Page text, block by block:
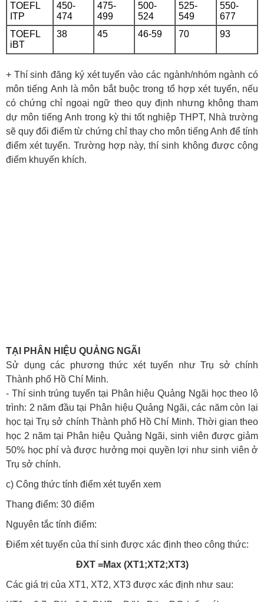
TOEFL
ITP
450-
474
475-
499
500-
524
525-
549
550-
677
TOEFL
iBT
38 45 46-59 70 93
+ Thí sinh đăng ký xét tuyển vào các ngành/nhóm ngành có
môn tiếng Anh là môn bắt buộc trong tổ hợp xét tuyển, nếu
có chứng chỉ ngoại ngữ theo quy định nhưng không tham
dự môn tiếng Anh trong kỳ thi tốt nghiệp THPT, Nhà trường
sẽ quy đổi điểm từ chứng chỉ thay cho môn tiếng Anh để tính
điểm xét tuyển. Trường hợp này, thí sinh không được cộng
điểm khuyến khích.
TẠI PHÂN HIỆU QUẢNG NGÃI
Sử dụng các phương thức xét tuyển như Trụ sở chính
Thành phố Hồ Chí Minh.
- Thí sinh trúng tuyển tại Phân hiệu Quảng Ngãi học theo lộ
trình: 2 năm đầu tại Phân hiệu Quảng Ngãi, các năm còn lại
học tại Trụ sở chính Thành phố Hồ Chí Minh. Thời gian theo
học 2 năm tại Phân hiệu Quảng Ngãi, sinh viên được giảm
50% học phí và được hưởng mọi quyền lợi như sinh viên ở
Trụ sở chính.
c) Công thức tính điểm xét tuyển xem
Thang điểm: 30 điểm
Nguyên tắc tính điểm:
Điểm xét tuyển của thí sinh được xác định theo công thức:
ĐXT =Max (XT1;XT2;XT3)
Các giá trị của XT1, XT2, XT3 được xác định như sau: